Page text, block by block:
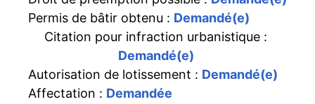
Permis de bâtir obtenu : Demandé(e)
Citation pour infraction urbanistique :
Demandé(e)
Autorisation de lotissement : Demandé(e)
Affectation : Demandée